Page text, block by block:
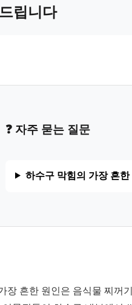
립니다
❓ 자주 묻는 질문
하수구 막힘의 가장 흔
장 흔한 원인은 음식물 찌꺼